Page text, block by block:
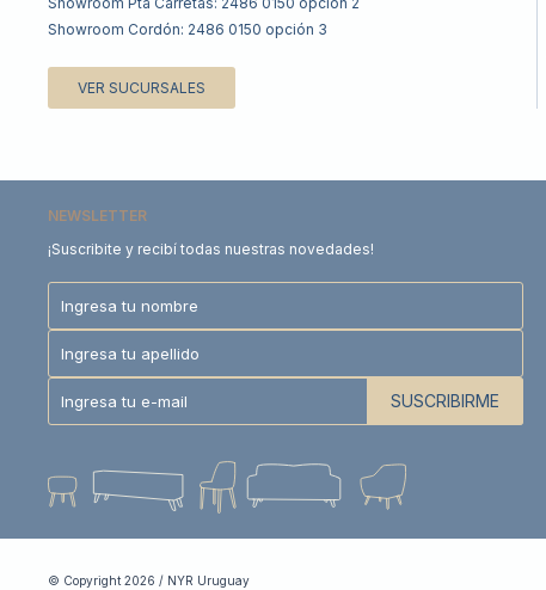
Showroom Cordón: 2486 0150 opción 3
VER SUCURSALES
NEWSLETTER
¡Suscribite y recibí todas nuestras novedades!
SUSCRIBIRME
© Copyright 2026 / NYR Uruguay